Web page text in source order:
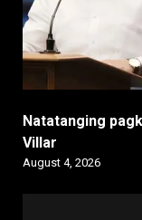
Natatanging
Villar
August 4, 2026